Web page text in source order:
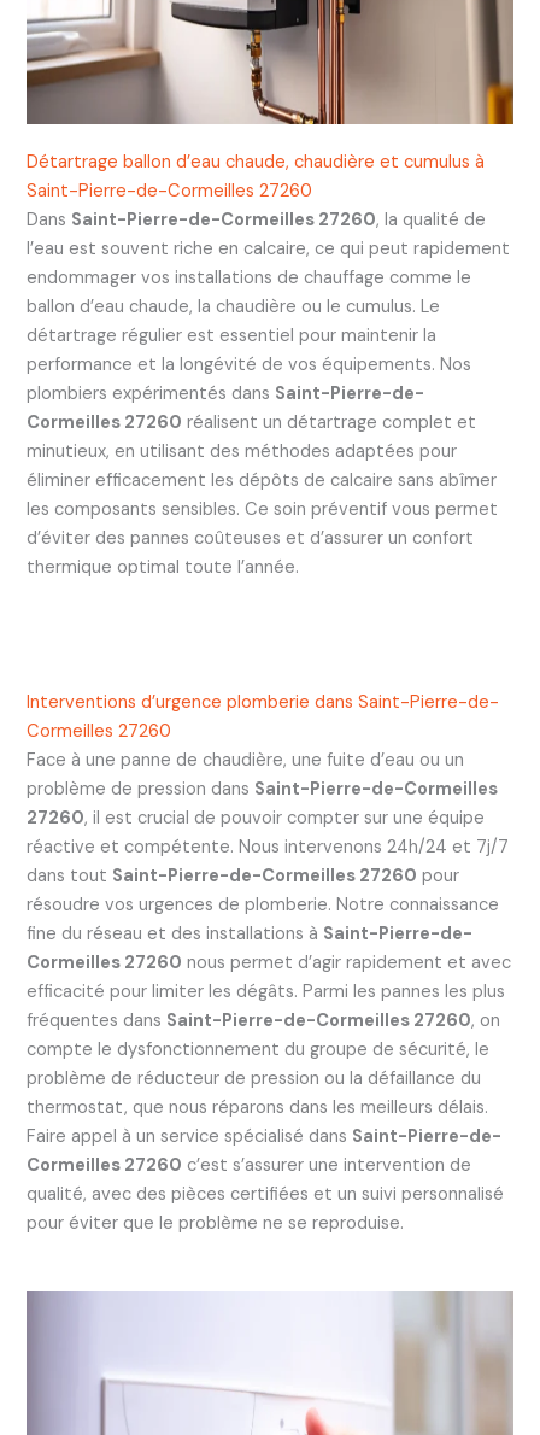
Détartrage ballon d’eau chaude, chaudière et cumulus à
Saint-Pierre-de-Cormeilles 27260
Dans Saint-Pierre-de-Cormeilles 27260, la qualité de
l’eau est souvent riche en calcaire, ce qui peut rapidement
endommager vos installations de chauffage comme le
ballon d’eau chaude, la chaudière ou le cumulus. Le
détartrage régulier est essentiel pour maintenir la
performance et la longévité de vos équipements. Nos
plombiers expérimentés dans Saint-Pierre-de-
Cormeilles 27260 réalisent un détartrage complet et
minutieux, en utilisant des méthodes adaptées pour
éliminer efficacement les dépôts de calcaire sans abîmer
les composants sensibles. Ce soin préventif vous permet
d’éviter des pannes coûteuses et d’assurer un confort
thermique optimal toute l’année.
Interventions d’urgence plomberie dans Saint-Pierre-de-
Cormeilles 27260
Face à une panne de chaudière, une fuite d’eau ou un
problème de pression dans Saint-Pierre-de-Cormeilles
27260, il est crucial de pouvoir compter sur une équipe
réactive et compétente. Nous intervenons 24h/24 et 7j/7
dans tout Saint-Pierre-de-Cormeilles 27260 pour
résoudre vos urgences de plomberie. Notre connaissance
fine du réseau et des installations à Saint-Pierre-de-
Cormeilles 27260 nous permet d’agir rapidement et avec
efficacité pour limiter les dégâts. Parmi les pannes les plus
fréquentes dans Saint-Pierre-de-Cormeilles 27260, on
compte le dysfonctionnement du groupe de sécurité, le
problème de réducteur de pression ou la défaillance du
thermostat, que nous réparons dans les meilleurs délais.
Faire appel à un service spécialisé dans Saint-Pierre-de-
Cormeilles 27260 c’est s’assurer une intervention de
qualité, avec des pièces certifiées et un suivi personnalisé
pour éviter que le problème ne se reproduise.